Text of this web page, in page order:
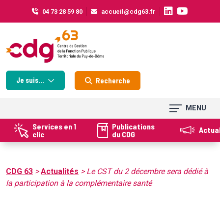
04 73 28 59 80 accueil@cdg63.fr
Je suis... Recherche
MENU
Services en 1
clic
Publications
du CDG
CDG 63 >Actualités > Le CST du 2 décembre sera dédié à
la participation à la complémentaire santé
Cookies management panel